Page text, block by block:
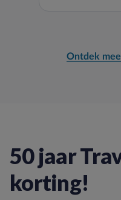
Ontdek
50 jaar
korting!